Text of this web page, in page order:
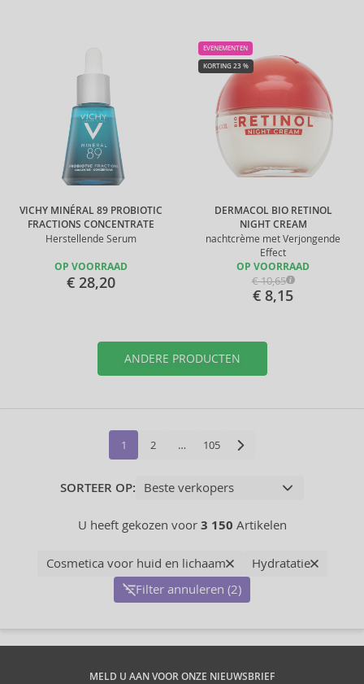
VICHY MINÉRAL 89 PROBIOTIC
FRACTIONS CONCENTRATE
Herstellende Serum
OP VOORRAAD
€ 28,20
DERMACOL BIO RETINOL
NIGHT CREAM
nachtcrème met Verjongende
Effect
EVENEMENTEN
KORTING 23 %
OP VOORRAAD
€ 10,65
€ 8,15
ANDERE PRODUCTEN
1 2 … 105
SORTEER OP:
U heeft gekozen voor 3 150 Artikelen
Cosmetica voor huid en lichaam
Hydratatie
Filter annuleren (2)
MELD U AAN VOOR ONZE NIEUWSBRIEF